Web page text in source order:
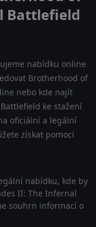
Battlefield
nabídku online
Brotherhood of
nebo kde najít
ke stažení
oficiální a legální
získat pomocí
nabídku, kde by
II: The Infernal
souhrn informací o